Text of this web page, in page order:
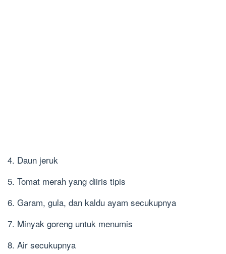
4. Daun jeruk
5. Tomat merah yang diiris tipis
6. Garam, gula, dan kaldu ayam secukupnya
7. Minyak goreng untuk menumis
8. Air secukupnya